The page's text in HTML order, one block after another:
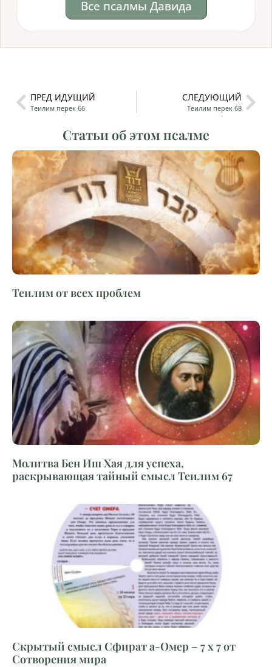
Все псалмы Давида
ПРЕД ИДУЩИЙ
Теилим перек 66
СЛЕДУЮЩИЙ
Теилим перек 68
Статьи об этом псалме
Теилим от всех проблем
Молитва Бен Иш Хая для успеха,
раскрывающая тайный смысл Теилим 67
Скрытый смысл Сфират а-Омер – 7 х 7 от
Сотворения мира